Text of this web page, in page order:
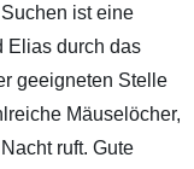
ist eine
Elias durch das
geeigneten Stelle
Mäuselöcher,
ruft. Gute